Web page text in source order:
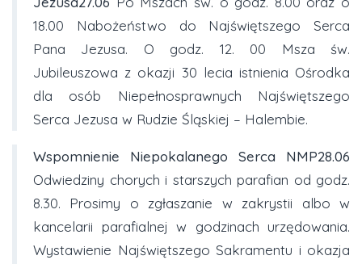
18.00 Nabożeństwo do Najświętszego Serca
Pana Jezusa. O godz. 12. 00 Msza św.
Jubileuszowa z okazji 30 lecia istnienia Ośrodka
dla osób Niepełnosprawnych Najświętszego
Serca Jezusa w Rudzie Śląskiej – Halembie.
Wspomnienie Niepokalanego Serca NMP28.06
Odwiedziny chorych i starszych parafian od godz.
8.30. Prosimy o zgłaszanie w zakrystii albo w
kancelarii parafialnej w godzinach urzędowania.
Wystawienie Najświętszego Sakramentu i okazja